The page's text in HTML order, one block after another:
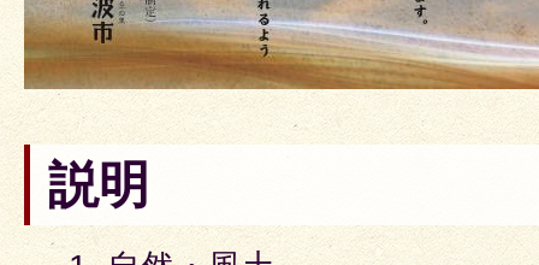
説明